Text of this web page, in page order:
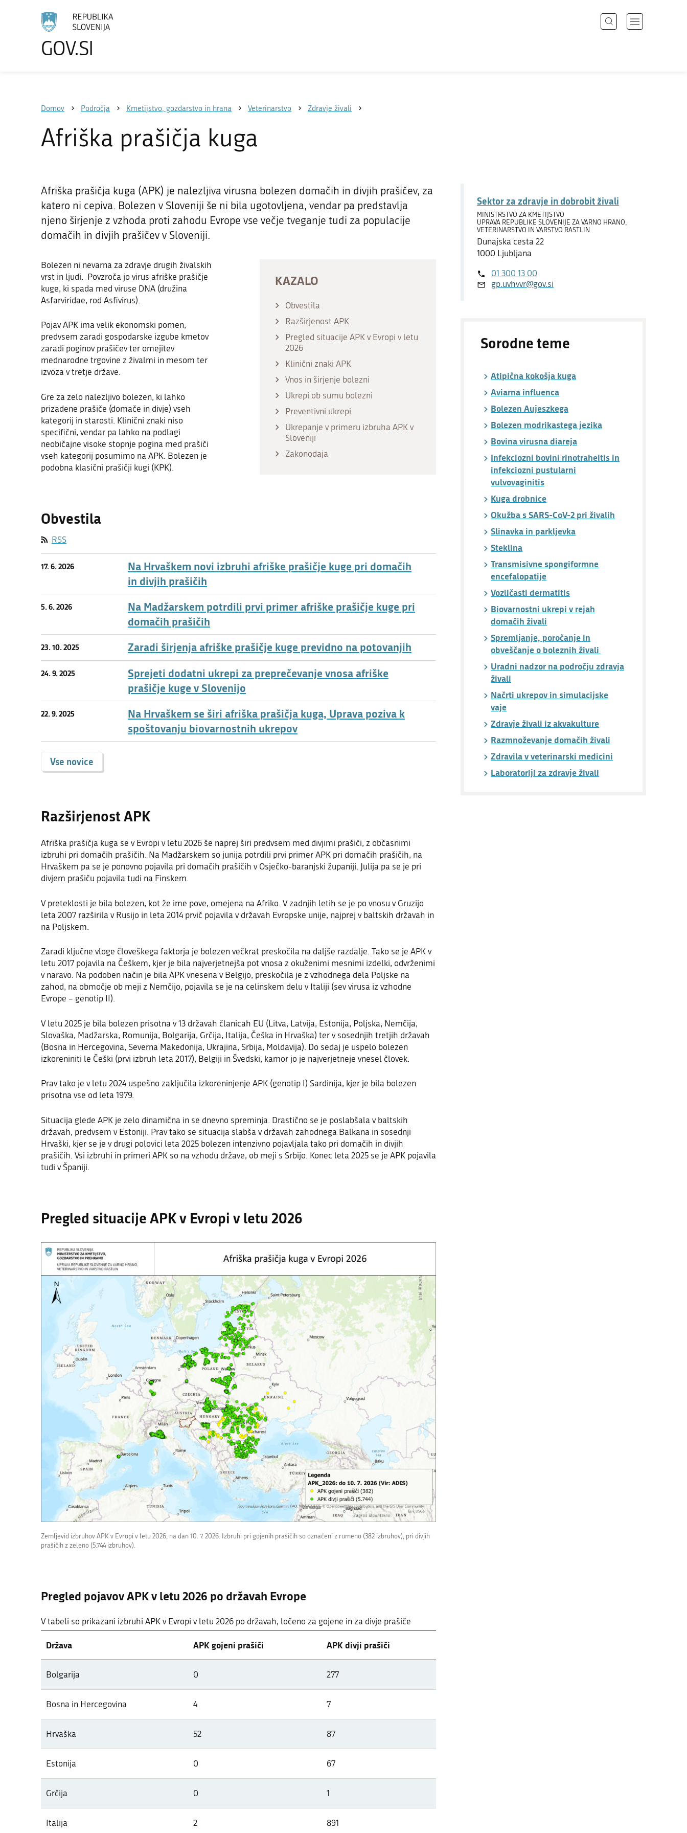
GOV.SI
Odpri
Domov Področja Kmetijstvo, gozdarstvo in hrana Veterinarstvo Zdravje živali
Afriška prašičja kuga
Afriška prašičja kuga (APK) je nalezljiva virusna bolezen domačih in divjih prašičev, za
katero ni cepiva. Bolezen v Sloveniji še ni bila ugotovljena, vendar pa predstavlja
njeno širjenje z vzhoda proti zahodu Evrope vse večje tveganje tudi za populacije
domačih in divjih prašičev v Sloveniji.
KAZALO
Obvestila
Razširjenost APK
Pregled situacije APK v Evropi v letu
2026
Klinični znaki APK
Vnos in širjenje bolezni
Ukrepi ob sumu bolezni
Preventivni ukrepi
Ukrepanje v primeru izbruha APK v
Sloveniji
Zakonodaja
Bolezen ni nevarna za zdravje drugih živalskih
vrst in ljudi. Povzroča jo virus afriške prašičje
kuge, ki spada med viruse DNA (družina
Asfarviridae, rod Asfivirus).
Pojav APK ima velik ekonomski pomen,
predvsem zaradi gospodarske izgube kmetov
zaradi poginov prašičev ter omejitev
mednarodne trgovine z živalmi in mesom ter
izvoza v tretje države.
Gre za zelo nalezljivo bolezen, ki lahko
prizadene prašiče (domače in divje) vseh
kategorij in starosti. Klinični znaki niso
specifični, vendar pa lahko na podlagi
neobičajne visoke stopnje pogina med prašiči
vseh kategorij posumimo na APK. Bolezen je
podobna klasični prašičji kugi (KPK).
Obvestila
RSS
17. 6. 2026
Na Hrvaškem novi izbruhi afriške prašičje kuge pri domačih
in divjih prašičih
5. 6. 2026
Na Madžarskem potrdili prvi primer afriške prašičje kuge pri
domačih prašičih
23. 10. 2025 Zaradi širjenja afriške prašičje kuge previdno na potovanjih
24. 9. 2025
Sprejeti dodatni ukrepi za preprečevanje vnosa afriške
prašičje kuge v Slovenijo
22. 9. 2025
Na Hrvaškem se širi afriška prašičja kuga, Uprava poziva k
spoštovanju biovarnostnih ukrepov
Vse novice
Razširjenost APK
Afriška prašičja kuga se v Evropi v letu 2026 še naprej širi predvsem med divjimi prašiči, z občasnimi
izbruhi pri domačih prašičih. Na Madžarskem so junija potrdili prvi primer APK pri domačih prašičih, na
Hrvaškem pa se je ponovno pojavila pri domačih prašičih v Osječko-baranjski županiji. Julija pa se je pri
divjem prašiču pojavila tudi na Finskem.
V preteklosti je bila bolezen, kot že ime pove, omejena na Afriko. V zadnjih letih se je po vnosu v Gruzijo
leta 2007 razširila v Rusijo in leta 2014 prvič pojavila v državah Evropske unije, najprej v baltskih državah in
na Poljskem.
Zaradi ključne vloge človeškega faktorja je bolezen večkrat preskočila na daljše razdalje. Tako se je APK v
letu 2017 pojavila na Češkem, kjer je bila najverjetnejša pot vnosa z okuženimi mesnimi izdelki, odvrženimi
v naravo. Na podoben način je bila APK vnesena v Belgijo, preskočila je z vzhodnega dela Poljske na
zahod, na območje ob meji z Nemčijo, pojavila se je na celinskem delu v Italiji (sev virusa iz vzhodne
Evrope – genotip II).
V letu 2025 je bila bolezen prisotna v 13 državah članicah EU (Litva, Latvija, Estonija, Poljska, Nemčija,
Slovaška, Madžarska, Romunija, Bolgarija, Grčija, Italija, Češka in Hrvaška) ter v sosednjih tretjih državah
(Bosna in Hercegovina, Severna Makedonija, Ukrajina, Srbija, Moldavija). Do sedaj je uspelo bolezen
izkoreniniti le Češki (prvi izbruh leta 2017), Belgiji in Švedski, kamor jo je najverjetneje vnesel človek.
Prav tako je v letu 2024 uspešno zaključila izkoreninjenje APK (genotip I) Sardinija, kjer je bila bolezen
prisotna vse od leta 1979.
Situacija glede APK je zelo dinamična in se dnevno spreminja. Drastično se je poslabšala v baltskih
državah, predvsem v Estoniji. Prav tako se situacija slabša v državah zahodnega Balkana in sosednji
Hrvaški, kjer se je v drugi polovici leta 2025 bolezen intenzivno pojavljala tako pri domačih in divjih
prašičih. Vsi izbruhi in primeri APK so na vzhodu države, ob meji s Srbijo. Konec leta 2025 se je APK pojavila
tudi v Španiji.
Pregled situacije APK v Evropi v letu 2026
Zemljevid izbruhov APK v Evropi v letu 2026, na dan 10. 7. 2026. Izbruhi pri gojenih prašičih so označeni z rumeno (382 izbruhov), pri divjih
prašičih z zeleno (5.744 izbruhov).
Pregled pojavov APK v letu 2026 po državah Evrope
V tabeli so prikazani izbruhi APK v Evropi v letu 2026 po državah, ločeno za gojene in za divje prašiče
Pregled pojavov APK v letu 2026 po državah Evrope
Država APK gojeni prašiči APK divji prašiči
Bolgarija 0 277
Bosna in Hercegovina 4 7
Hrvaška 52 87
Estonija 0 67
Grčija 0 1
Italija 2 891
Sektor za zdravje in dobrobit živali
MINISTRSTVO ZA KMETIJSTVO
UPRAVA REPUBLIKE SLOVENIJE ZA VARNO HRANO,
VETERINARSTVO IN VARSTVO RASTLIN
Dunajska cesta 22
1000 Ljubljana
01 300 13 00
gp.uvhvvr@gov.si
Sorodne teme
Atipična kokošja kuga
Aviarna influenca
Bolezen Aujeszkega
Bolezen modrikastega jezika
Bovina virusna diareja
Infekciozni bovini rinotraheitis in
infekciozni pustularni
vulvovaginitis
Kuga drobnice
Okužba s SARS-CoV-2 pri živalih
Slinavka in parkljevka
Steklina
Transmisivne spongiformne
encefalopatije
Vozličasti dermatitis
Biovarnostni ukrepi v rejah
domačih živali
Spremljanje, poročanje in
obveščanje o boleznih živali
Uradni nadzor na področju zdravja
živali
Načrti ukrepov in simulacijske
vaje
Zdravje živali iz akvakulture
Razmnoževanje domačih živali
Zdravila v veterinarski medicini
Laboratoriji za zdravje živali